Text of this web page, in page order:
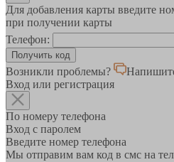
Для добавления карты введите
при получении карты
Телефон:
Возникли проблемы?
Вход или регистрация
По номеру телефона
Вход с паролем
Введите номер телефона
Мы отправим вам код в смс на